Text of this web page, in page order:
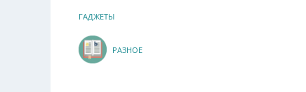
ГАДЖЕТЫ
РАЗНОЕ